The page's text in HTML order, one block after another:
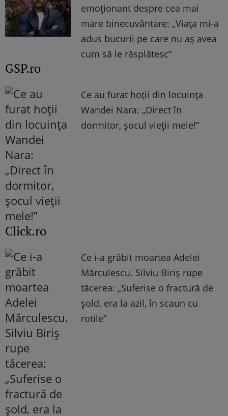
emoționant despre cea mai
mare binecuvântare: „Viața mi-a
adus bucurii pe care nu aș avea
cum să le răsplătesc”
GSP.ro
Ce au furat hoții din locuința
Wandei Nara: „Direct în
dormitor, șocul vieții mele!”
Click.ro
Ce i-a grăbit moartea Adelei
Mărculescu. Silviu Biriș rupe
tăcerea: „Suferise o fractură de
șold, era la azil, în scaun cu
rotile”